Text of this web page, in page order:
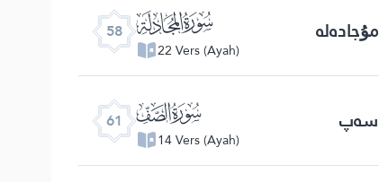
58 ﯧ
22 Vers (Ayah)
مۇجادەلە
61 ﯪ
14 Vers (Ayah)
سەپ